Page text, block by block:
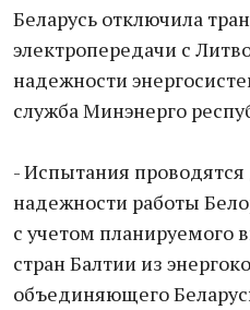
Беларусь отключила
электропередачи с
надежности
служба Минэнерго
- Испытания
надежности работы
с учетом планируемого
стран Балтии из
объединяющего